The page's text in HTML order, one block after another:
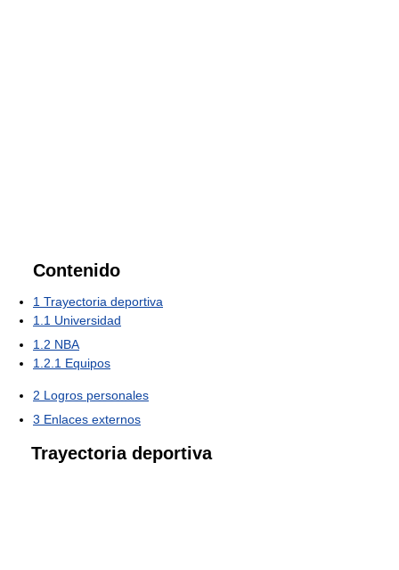
Contenido
1 Trayectoria deportiva
1.1 Universidad
1.2 NBA
1.2.1 Equipos
2 Logros personales
3 Enlaces externos
Trayectoria deportiva